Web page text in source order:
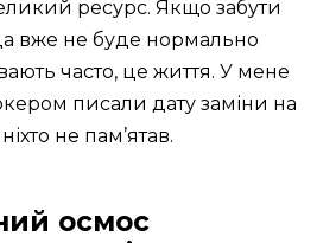
ресурс. Якщо забути
вже не буде нормально
часто, це життя. У мене
писали дату заміни на
не пам’ятав.
осмос